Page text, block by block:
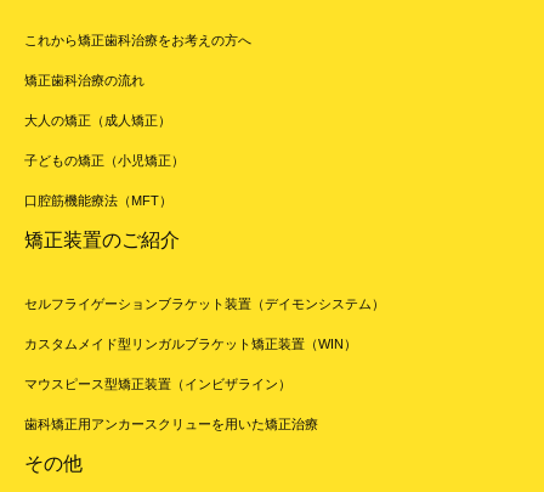
これから矯正歯科治療をお考えの方へ
矯正歯科治療の流れ
大人の矯正（成人矯正）
子どもの矯正（小児矯正）
口腔筋機能療法（MFT）
矯正装置のご紹介
セルフライゲーションブラケット装置（デイモンシステム）
カスタムメイド型リンガルブラケット矯正装置（WIN）
マウスピース型矯正装置（インビザライン）
歯科矯正用アンカースクリューを用いた矯正治療
その他